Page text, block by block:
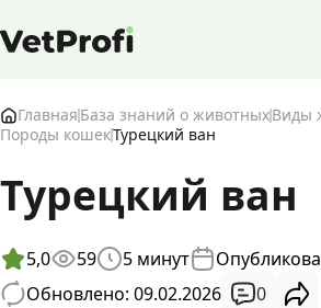
База знаний о животных и ветеринарии
Форум
Войти
Главная База знаний о животныхВиды
Породы кошекТурецкий ван
Турецкий ван
5,0 59 5 минут
Обновлено: 09.02.2026
0